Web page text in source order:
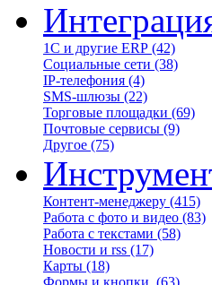
1С и другие ERP (42)
Социальные сети (38)
IP-телефония (4)
SMS-шлюзы (22)
Торговые площадки (69)
Почтовые сервисы (9)
Другое (75)
Контент-менеджеру (415)
Работа с фото и видео (83)
Работа с текстами (58)
Новости и rss (17)
Карты (18)
Формы и кнопки (63)